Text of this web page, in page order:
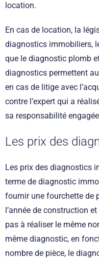
location.
En cas de location, la
diagnostics immobiliers,
que le diagnostic plomb
diagnostics permettent
en cas de litige avec
contre l’expert qui a
sa responsabilité
Les prix des
Les prix des diagnostics
terme de diagnostic
fournir une fourchette de
l’année de construction
pas à réaliser le même
même diagnostic, en
nombre de pièce, le